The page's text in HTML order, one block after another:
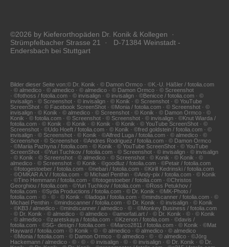
©2026 by Kieferorthopäden Dr. Konik & Kollegen ·
Strümpfelbacher Strasse 21 · D-71384 Weinstadt -
Endersbach bei Stuttgart
Bilder dieser Seite von:© Dr. Konik · © Damon Ormco · ©K.-U. Häßler / fotolia.com
· © almedico · © almedico · © almedico · © Damon Ormco · © Screenshot
· ©fothoss / fotolia.com · © invisalign · © invisalign · ©Benicce / fotolia.com · ©
invisalign · © Screenshot · © invisalign · © Konik · © Screenshot · © YouTube
ScreenShot · © Facebook ScreenShot · ©Monia / fotolia.com · © Screenshot · ©
invisalign · © Konik · © almedico · © Screenshot · © Konik · © Damon Ormco · ©
Konik · © fotolia.com · © Screenshot · © Screenshot · © invisalign · ©Knut Wiarda /
fotolia.com · © Konik · © Konik · © Konik · © Konik · © YouTube ScreenShot · ©
Screenshot · ©Udo Hoeft / fotolia.com · © Konik · ©fred goldstein / fotolia.com · ©
invisalign · © Screenshot · © Konik · ©Alfred Luga / fotolia.com · © almedico · ©
Screenshot · © Screenshot · ©Andres Rodriguez / fotolia.com · © Damon Ormco
· ©Mariia Pazhyna / fotolia.com · © Konik · © YouTube ScreenShot · © YouTube
ScreenShot · ©Yuri Tuchkov / fotolia.com · © Screenshot · © invisalign · © invisalign
· © Konik · © Screenshot · © almedico · © Screenshot · © Konik · © Konik · ©
almedico · © Screenshot · © Konik · ©goodluz / fotolia.com · ©Petair / fotolia.com
· ©fotogestoeber / fotolia.com · ©nebari / fotolia.com · ©Kirill Kedrinski / fotolia.com
· ©OMKAR A.V / fotolia.com · © Michael Penthin · ©Andy-pix / fotolia.com · © Konik
· ©Tino Hemmann / fotolia.com · ©fotogestoeber / fotolia.com · ©Christos
Georghiou / fotolia.com · ©Yuri Tuchkov / fotolia.com · ©Ross Petukhov /
fotolia.com · ©Syda Productions / fotolia.com · © Dr. Konik · ©MK-Photo /
fotolia.com · © · © · © Konik · ©ladoga / fotolia.com · ©mindscanner / fotolia.com · ©
Michael Penthin · ©mindscanner / fotolia.com · © Dr. Konik · © invisalign · © Konik
· ©KB3 / almedico · ©mindscanner / almedico · © · ©Monkey Business / fotolia.com
· © Dr. Konik · © almedico · © almedico · ©amorfati.art / · © Dr. Konik · © · © Konik
· © almedico · ©zaretskaya / fotolia.com · ©Kzenon / fotolia.com · ©davis /
fotolia.com · ©SG- design / fotolia.com · ©Marco2811 / fotolia.com · © Konik · ©Mat
Hayward / fotolia.com · © Konik · © · © almedico · © almedico · © almedico
· ©Monia / fotolia.com · © Damon Ormco · © almedico · © · © almedico · ©Jörg
Hackemann / almedico · © · © · © invisalign · © · © invisalign · © Dr. Konik · © Dr.